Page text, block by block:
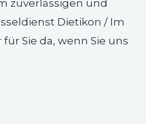
zuverlässigen und
Dietikon / Im
Sie da, wenn Sie uns